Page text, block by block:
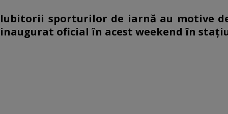
Iubitorii sporturilor de iarnă au motive
inaugurat oficial în acest weekend în